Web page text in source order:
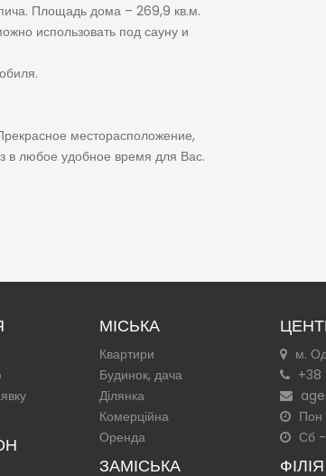
Площадь дома – 269,9 кв.м.
использовать под сауну и
месторасположение,
в любое удобное время для Вас.
МІСЬКА
Квартири
Будинок, дача
Ділянка
Комерційна
Оренда
ЗАМІСЬКА
м.
Сб
ФІЛІЯ